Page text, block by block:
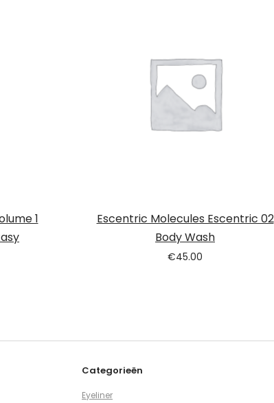
1
Escentric Molecules Escentric 02
Body Wash
€45.00
Categorieën
Eyeliner